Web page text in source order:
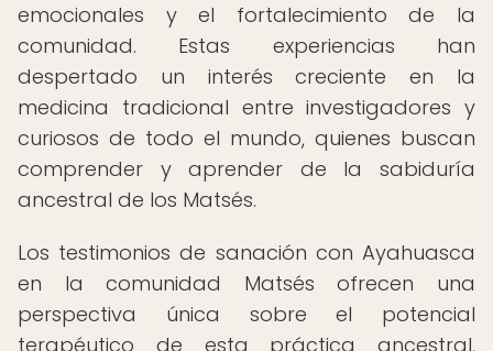
emocionales y el fortalecimiento de la
comunidad. Estas experiencias han
despertado un interés creciente en la
medicina tradicional entre investigadores y
curiosos de todo el mundo, quienes buscan
comprender y aprender de la sabiduría
ancestral de los Matsés.
Los testimonios de sanación con Ayahuasca
en la comunidad Matsés ofrecen una
perspectiva única sobre el potencial
terapéutico de esta práctica ancestral,